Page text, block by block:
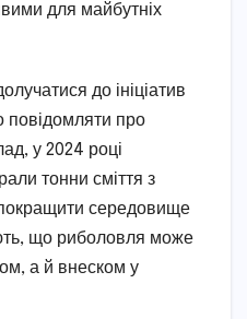
для майбутніх
до ініціатив
повідомляти про
у 2024 році
тонни сміття з
середовище
що риболовля може
а й внеском у